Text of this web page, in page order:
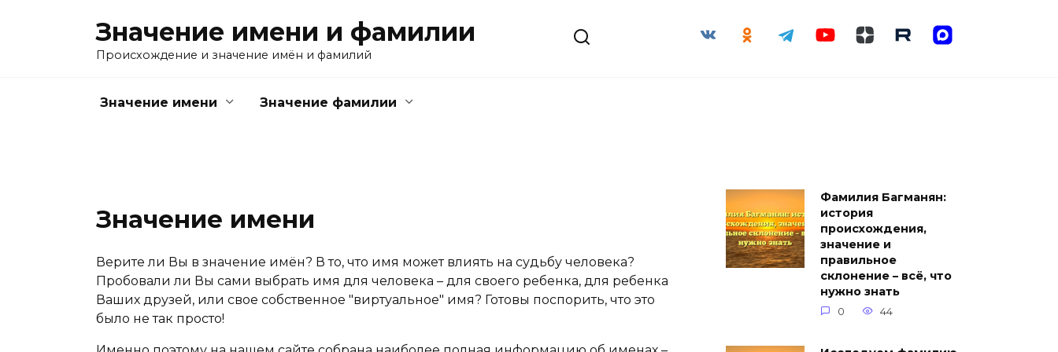
Значение имени и фамилии
Происхождение и значение имён и фамилий
Значение имени Значение фамилии
Значение имени
Верите ли Вы в значение имён? В то, что имя может влиять на судьбу человека?
Пробовали ли Вы сами выбрать имя для человека – для своего ребенка, для ребенка
Ваших друзей, или свое собственное "виртуальное" имя? Готовы поспорить, что это
было не так просто!
Фамилия Багманян:
история
происхождения,
значение и
правильное
склонение – всё, что
нужно знать
0 44